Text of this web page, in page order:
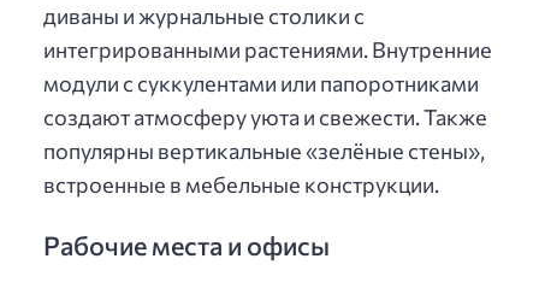
диваны и журнальные столики с
интегрированными растениями. Внутренние
модули с суккулентами или папоротниками
создают атмосферу уюта и свежести. Также
популярны вертикальные «зелёные стены»,
встроенные в мебельные конструкции.
Рабочие места и офисы